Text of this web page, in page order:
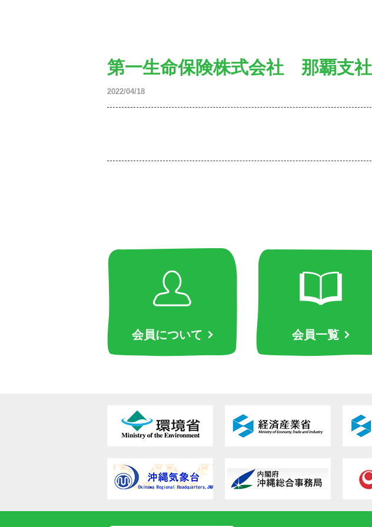
第一生命保険株式会社 那覇支社
2022/04/18
会員について 会員一覧